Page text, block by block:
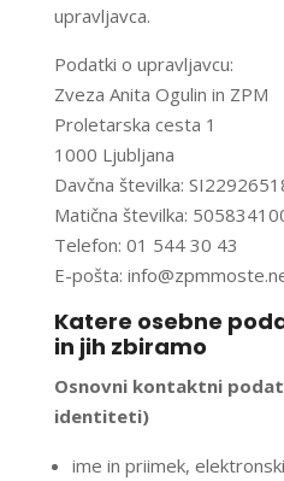
upravljavca.
Podatki o upravljavcu:
Zveza Anita Ogulin in ZPM
Proletarska cesta 1
1000 Ljubljana
Davčna številka:
Matična številka:
Telefon: 01 544 30 43
E-pošta:
Katere osebne
in jih zbiramo
Osnovni kontaktni
identiteti)
ime in priimek,